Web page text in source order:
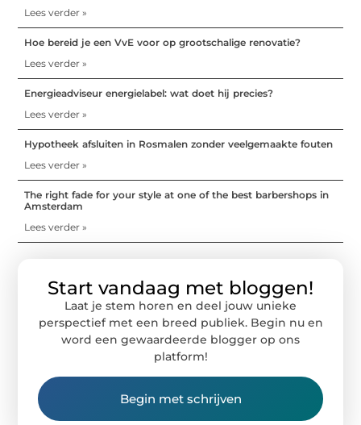
Lees verder »
Hoe bereid je een VvE voor op grootschalige renovatie?
Lees verder »
Energieadviseur energielabel: wat doet hij precies?
Lees verder »
Hypotheek afsluiten in Rosmalen zonder veelgemaakte fouten
Lees verder »
The right fade for your style at one of the best barbershops in
Amsterdam
Lees verder »
Start vandaag met bloggen!
Laat je stem horen en deel jouw unieke
perspectief met een breed publiek. Begin nu en
word een gewaardeerde blogger op ons
platform!
Begin met schrijven